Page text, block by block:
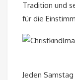
Tradition und
für die
Jeden